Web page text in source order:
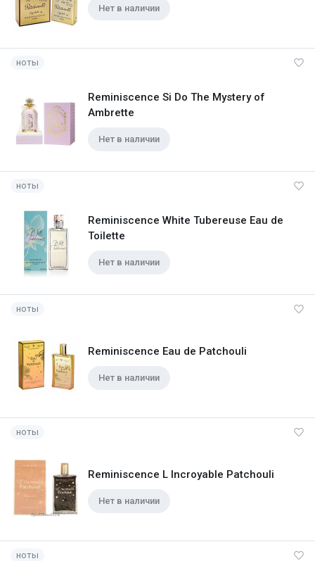
Нет в наличии
ноты
Reminiscence Si Do The Mystery of
Ambrette
Нет в наличии
ноты
Reminiscence White Tubereuse Eau de
Toilette
Нет в наличии
ноты
Reminiscence Eau de Patchouli
Нет в наличии
ноты
Reminiscence L Incroyable Patchouli
Нет в наличии
ноты